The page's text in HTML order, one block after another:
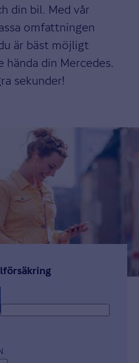
din bil. Med vår
omfattningen
är bäst möjligt
hända din Mercedes.
sekunder!